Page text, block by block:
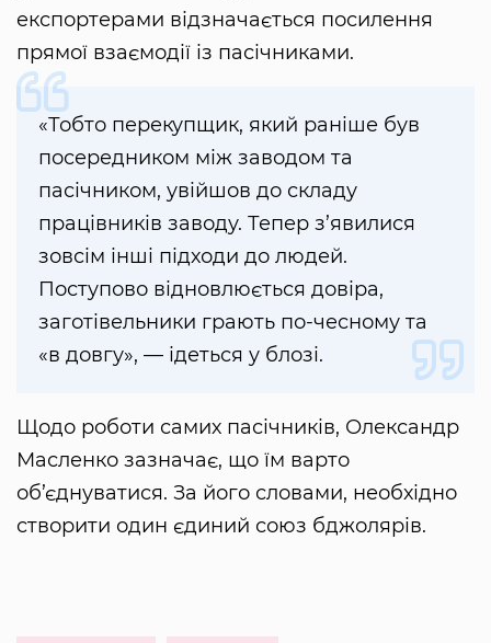
експортерами відзначається посилення
прямої взаємодії із пасічниками.
«Тобто перекупщик, який раніше був
посередником між заводом та
пасічником, увійшов до складу
працівників заводу. Тепер з’явилися
зовсім інші підходи до людей.
Поступово відновлюється довіра,
заготівельники грають по-чесному та
«в довгу», — ідеться у блозі.
Щодо роботи самих пасічників, Олександр
Масленко зазначає, що їм варто
об’єднуватися. За його словами, необхідно
створити один єдиний союз бджолярів.